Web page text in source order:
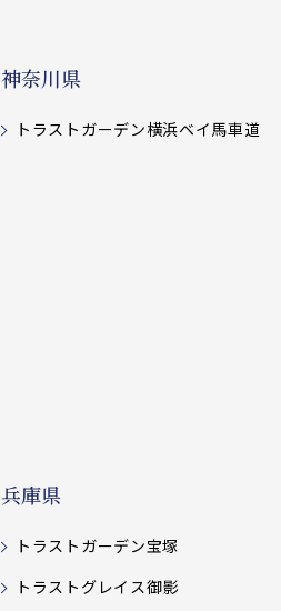
神奈川県
トラストガーデン横浜ベイ馬車道
兵庫県
トラストガーデン宝塚
トラストグレイス御影